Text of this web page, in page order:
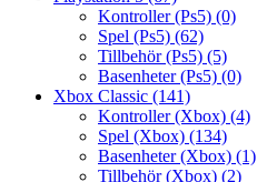
Kontroller (Ps5) (0)
Spel (Ps5) (62)
Tillbehör (Ps5) (5)
Basenheter (Ps5) (0)
Xbox Classic (141)
Kontroller (Xbox) (4)
Spel (Xbox) (134)
Basenheter (Xbox) (1)
Tillbehör (Xbox) (2)